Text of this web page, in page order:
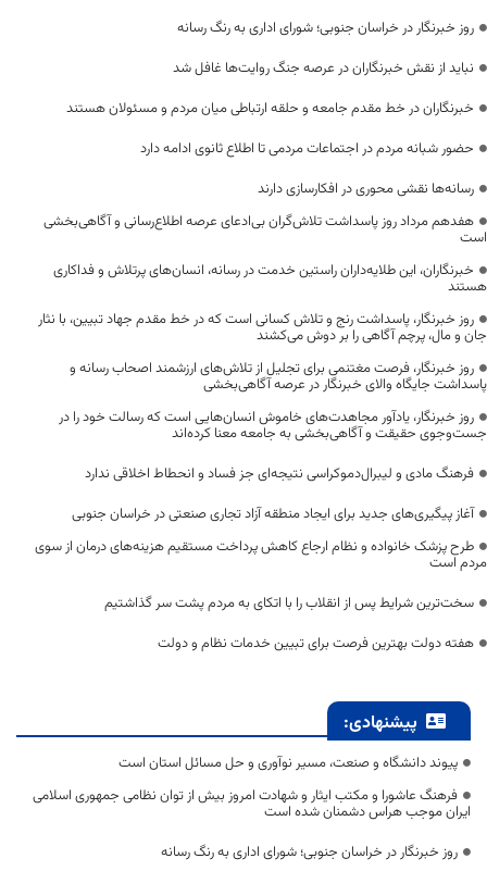
روز خبرنگار در خراسان جنوبی؛ شورای اداری به رنگ رسانه
نباید از نقش خبرنگاران در عرصه جنگ روایت‌ها غافل شد
خبرنگاران در خط مقدم جامعه و حلقه ارتباطی میان مردم و مسئولان هستند
حضور شبانه مردم در اجتماعات مردمی تا اطلاع ثانوی ادامه دارد
رسانه‌ها نقشی محوری در افکارسازی دارند
هفدهم مرداد روز پاسداشت تلاش‌گران بی‌ادعای عرصه اطلاع‌رسانی و آگاهی‌بخشی
است
خبرنگاران، این طلایه‌داران راستین خدمت در رسانه، انسان‌های پرتلاش و فداکاری
هستند
روز خبرنگار، پاسداشت رنج و تلاش کسانی است که در خط مقدم جهاد تبیین، با نثار
جان و مال، پرچم آگاهی را بر دوش می‌کشند
روز خبرنگار، فرصت مغتنمی برای تجلیل از تلاش‌های ارزشمند اصحاب رسانه و
پاسداشت جایگاه والای خبرنگار در عرصه آگاهی‌بخشی
روز خبرنگار، یادآور مجاهدت‌های خاموش انسان‌هایی است که رسالت خود را در
جست‌وجوی حقیقت و آگاهی‌بخشی به جامعه معنا کرده‌اند
فرهنگ مادی و لیبرال‌دموکراسی نتیجه‌ای جز فساد و انحطاط اخلاقی ندارد
آغاز پیگیری‌های جدید برای ایجاد منطقه آزاد تجاری صنعتی در خراسان جنوبی
طرح پزشک خانواده و نظام ارجاع کاهش پرداخت مستقیم هزینه‌های درمان از سوی
مردم است
سخت‌ترین شرایط پس از انقلاب را با اتکای به مردم پشت سر گذاشتیم
هفته دولت بهترین فرصت برای تبیین خدمات نظام و دولت
پیشنهادی:
پیوند دانشگاه و صنعت، مسیر نوآوری و حل مسائل استان است
فرهنگ عاشورا و مکتب ایثار و شهادت امروز بیش از توان نظامی جمهوری اسلامی
ایران موجب هراس دشمنان شده است
روز خبرنگار در خراسان جنوبی؛ شورای اداری به رنگ رسانه